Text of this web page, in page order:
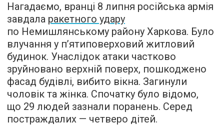
Нагадаємо, вранці 8 липня російська армія
завдала ракетного удару
по Немишлянському району Харкова. Було
влучання у п’ятиповерховий житловий
будинок. Унаслідок атаки частково
зруйновано верхній поверх, пошкоджено
фасад будівлі, вибито вікна. Загинули
чоловік та жінка. Спочатку було відомо,
що 29 людей зазнали поранень. Серед
постраждалих — четверо дітей.